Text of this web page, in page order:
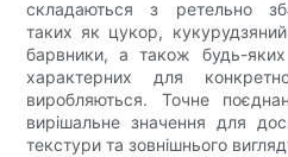
складаються з ретельно
таких як цукор,
барвники, а також будь-яких
характерних для
виробляються. Точне
вирішальне значення для
текстури та зовнішнього